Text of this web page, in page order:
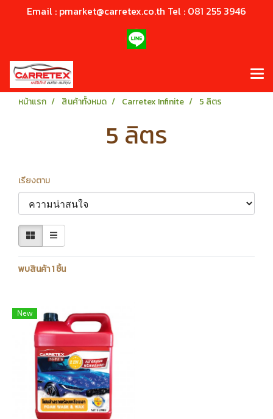
Email : pmarket@carretex.co.th Tel : 081 255 3946
หน้าแรก สินค้าทั้งหมด Carretex Infinite 5 ลิตร
5 ลิตร
เรียงตาม
พบสินค้า 1 ชิ้น
New